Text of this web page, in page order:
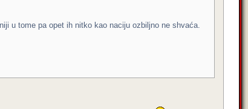
u tome pa opet ih nitko kao naciju ozbiljno ne shvaća.